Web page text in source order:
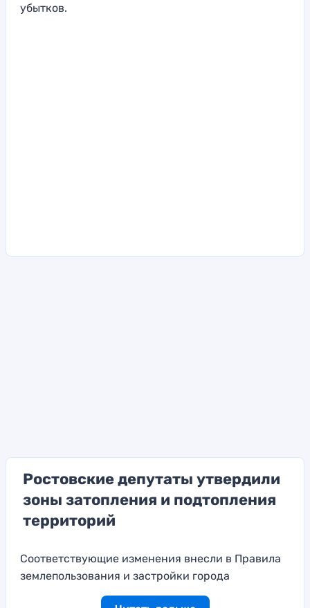
убытков.
Ростовские депутаты утвердили
зоны затопления и подтопления
территорий
Соответствующие изменения внесли в Правила
землепользования и застройки города